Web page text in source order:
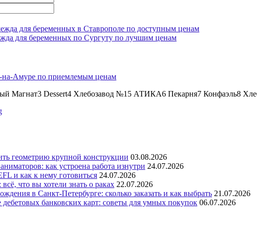
для беременных в Ставрополе по доступным ценам
для беременных по Сургуту по лучшим ценам
на-Амуре по приемлемым ценам
Магнат3 Dessert4 Хлебозавод №15 АТИКА6 Пекарня7 Конфаэль8
геометрию крупной конструкции 03.08.2026
как устроена работа изнутри 24.07.2026
и как к нему готовиться 24.07.2026
что вы хотели знать о раках 22.07.2026
в Санкт-Петербурге: сколько заказать и как выбрать 21.07.2026
банковских карт: советы для умных покупок 06.07.2026